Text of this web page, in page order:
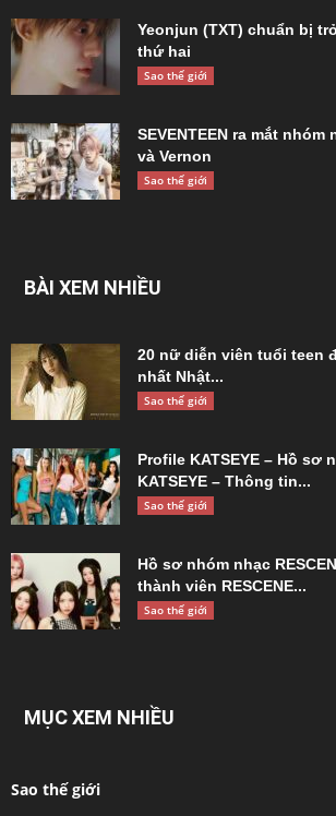
Yeonjun (TXT) chuẩn bị
thứ hai
Sao thế giới
SEVENTEEN ra mắt nhóm
và Vernon
Sao thế giới
BÀI XEM NHIỀU
20 nữ diễn viên tuổi teen
nhất Nhật...
Sao thế giới
Profile KATSEYE – Hồ sơ
KATSEYE – Thông tin...
Sao thế giới
Hồ sơ nhóm nhạc
thành viên RESCENE...
Sao thế giới
MỤC XEM NHIỀU
Sao thế giới